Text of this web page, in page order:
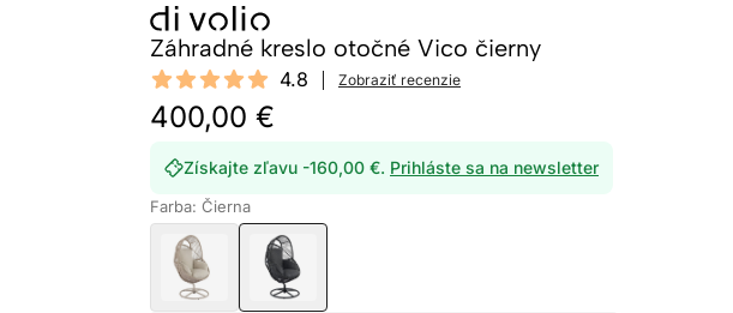
Záhradné kreslo otočné Vico čierny
Reviews
4.8 out of 5 stars 4.8 Zobraziť recenzie
400,00 €
Získajte zľavu -160,00 €. Prihláste sa na newsletter
Farba: Čierna